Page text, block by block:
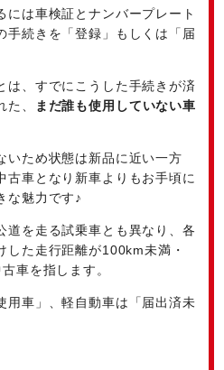
には車検証とナンバープレート
手続きを「登録」もしくは「届
は、すでにこうした手続きが済
、
まだ誰も使用していない車
いため状態は新品に近い一方
古車となり新車よりもお手頃に
な魅力です♪
道を走る試乗車とも異なり、各
した走行距離が100km未満・
車を指します。
用車」、軽自動車は「届出済未